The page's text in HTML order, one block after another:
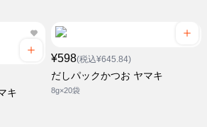
キ
¥598(税込¥645.84)
だしパックかつお ヤマキ
8g×20袋